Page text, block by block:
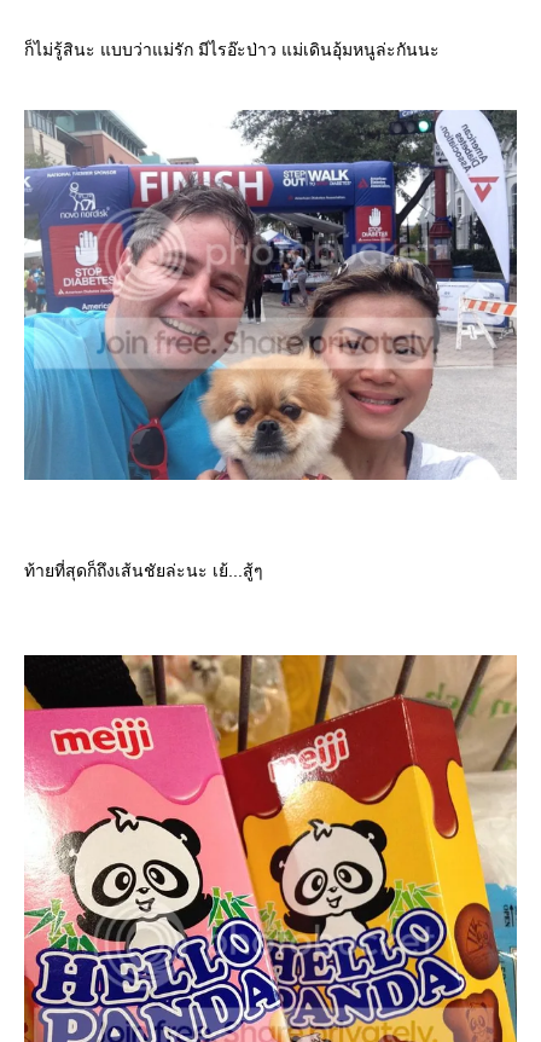
ก็ไม่รู้สินะ แบบว่าแม่รัก มีไรอ๊ะป่าว แม่เดินอุ้มหนูล่ะกันนะ
ท้ายที่สุดก็ถึงเส้นชัยล่ะนะ เย้...สู้ๆ